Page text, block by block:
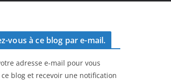
vous à ce blog par e-mail.
adresse e-mail pour vous
blog et recevoir une notification